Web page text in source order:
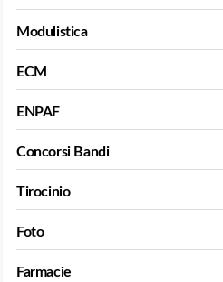
Modulistica
ECM
ENPAF
Concorsi Bandi
Tirocinio
Foto
Farmacie